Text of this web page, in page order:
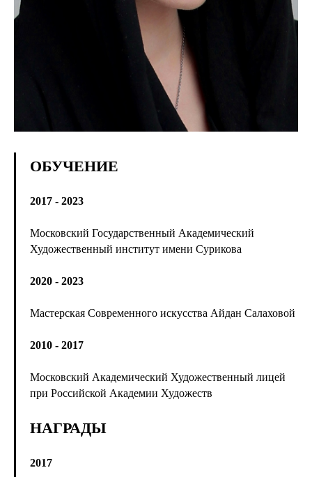
ОБУЧЕНИЕ
2017 - 2023
Московский Государственный Академический
Художественный институт имени Сурикова
2020 - 2023
Мастерская Современного искусства Айдан Салаховой
2010 - 2017
Московский Академический Художественный лицей
при Российской Академии Художеств
НАГРАДЫ
2017